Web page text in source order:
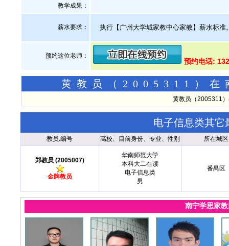
教学成果：
薪水要求： 执行【广州大学城家教中心家教】薪水标准
预约这位老师：
预约电话:
黄教员（2005311）在
黄教员（2005311
电子信息类其它
教员.编号 高校、目前身份、专业、性别 所在城区
郑教员 (2005007)
金牌教员
华南师范大学
本科大二在读
电子信息类
男
番禺区
南宁学思家